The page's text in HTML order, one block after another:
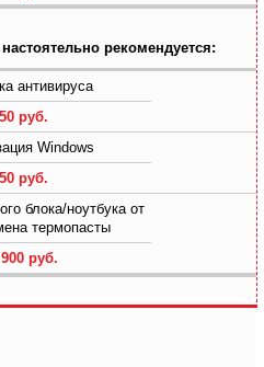
рекомендуется:
антивируса
руб.
Windows
руб.
блока/ноутбука от
термопасты
руб.